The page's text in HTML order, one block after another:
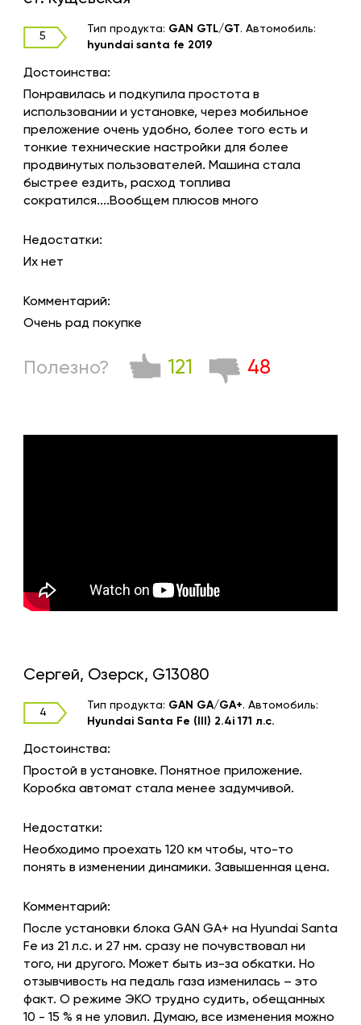
5
Тип продукта: GAN GTL/GT. Автомобиль:
hyundai santa fe 2019
Достоинства:
Понравилась и подкупила простота в
использовании и установке, через мобильное
преложение очень удобно, более того есть и
тонкие технические настройки для более
продвинутых пользователей. Машина стала
быстрее ездить, расход топлива
сократился....Вообщем плюсов много
Недостатки:
Их нет
Комментарий:
Очень рад покупке
Полезно? 121 48
Сергей, Озерск, G13080
4
Тип продукта: GAN GA/GA+. Автомобиль:
Hyundai Santa Fe (III) 2.4i 171 л.с.
Достоинства:
Простой в установке. Понятное приложение.
Коробка автомат стала менее задумчивой.
Недостатки:
Необходимо проехать 120 км чтобы, что-то
понять в изменении динамики. Завышенная цена.
Комментарий:
После установки блока GAN GA+ на Hyundai Santa
Fe из 21 л.с. и 27 нм. сразу не почувствовал ни
того, ни другого. Может быть из-за обкатки. Но
отзывчивость на педаль газа изменилась – это
факт. О режиме ЭКО трудно судить, обещанных
10 - 15 % я не уловил. Думаю, все изменения можно